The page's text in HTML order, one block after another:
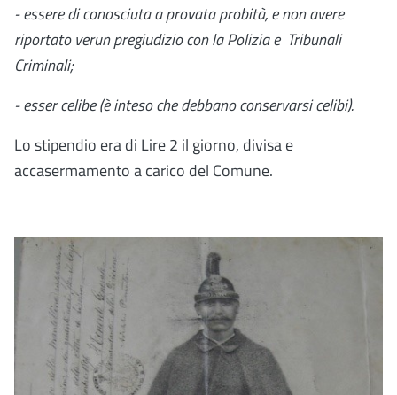
- essere di conosciuta a provata probità, e non avere
riportato verun pregiudizio con la Polizia e Tribunali
Criminali;
- esser celibe (è inteso che debbano conservarsi celibi).
Lo stipendio era di Lire 2 il giorno, divisa e
accasermamento a carico del Comune.